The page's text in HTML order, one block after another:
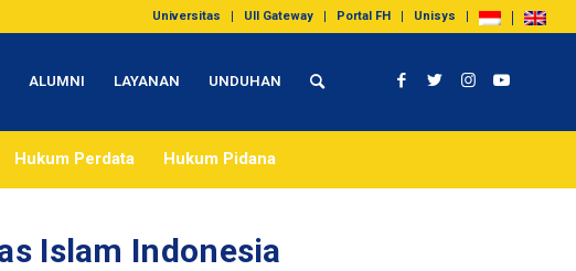
Universitas UII Gateway Portal FH Unisys
ALUMNI LAYANAN UNDUHAN
Hukum Perdata Hukum Pidana
Islam Indonesia